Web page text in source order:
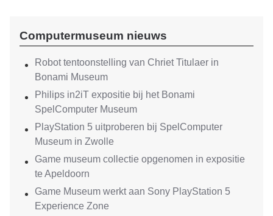
Computermuseum nieuws
Robot tentoonstelling van Chriet Titulaer in
Bonami Museum
Philips in2iT expositie bij het Bonami
SpelComputer Museum
PlayStation 5 uitproberen bij SpelComputer
Museum in Zwolle
Game museum collectie opgenomen in expositie
te Apeldoorn
Game Museum werkt aan Sony PlayStation 5
Experience Zone